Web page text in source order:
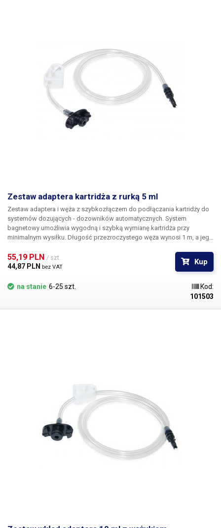
Zestaw adaptera kartridża z rurką 5 ml
Zestaw adaptera i węża z szybkozłączem do podłączania kartridży do
systemów dozujących - dozowników automatycznych. System
bagnetowy umożliwia wygodną i szybką wymianę kartridża przy
minimalnym wysiłku. Długość przezroczystego węża wynosi 1 m, a jego
podłączenia do złącza John Guest. W zestawie znajduje się gumowy o-
ring.
55,19 PLN / szt.
44,87 PLN bez VAT
Kup
na stanie 6-25 szt.
Kod:
101503